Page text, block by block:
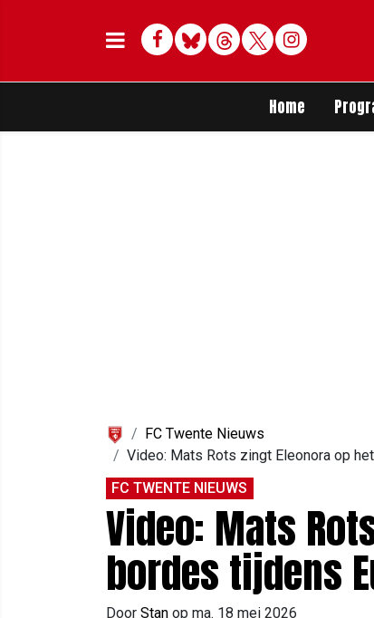
Facebook
BlueskyThreadsTwitterDelen op
Home
FC Twente Nieuws
Video: Mats Rots zingt Eleonora op
FC TWENTE NIEUWS
Video: Mats
bordes tijdens
Door Stan op ma. 18 mei 2026